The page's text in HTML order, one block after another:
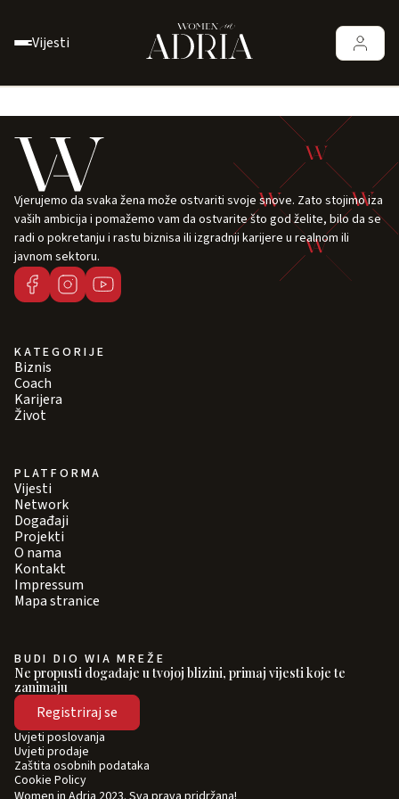
Vijesti
Vjerujemo da svaka žena može ostvariti svoje snove. Zato stojimo iza
vaših ambicija i pomažemo vam da ostvarite što god želite, bilo da se
radi o pokretanju i rastu biznisa ili izgradnji karijere u realnom ili
javnom sektoru.
KATEGORIJE
Biznis
Coach
Karijera
Život
PLATFORMA
Vijesti
Network
Događaji
Projekti
O nama
Kontakt
Impressum
Mapa stranice
BUDI DIO WIA MREŽE
Ne propusti događaje u tvojoj blizini, primaj vijesti koje te
zanimaju
Registriraj se
Uvjeti poslovanja
Uvjeti prodaje
Zaštita osobnih podataka
Cookie Policy